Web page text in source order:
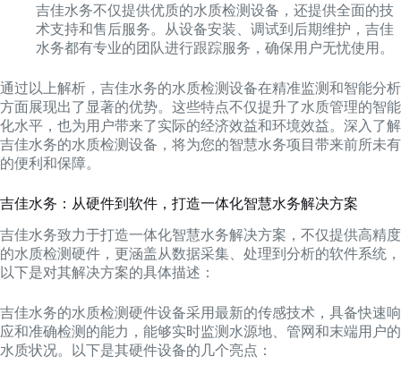
吉佳水务不仅提供优质的水质检测设备，还提供全面的技
术支持和售后服务。从设备安装、调试到后期维护，吉佳
水务都有专业的团队进行跟踪服务，确保用户无忧使用。
通过以上解析，吉佳水务的水质检测设备在精准监测和智能分析
方面展现出了显著的优势。这些特点不仅提升了水质管理的智能
化水平，也为用户带来了实际的经济效益和环境效益。深入了解
吉佳水务的水质检测设备，将为您的智慧水务项目带来前所未有
的便利和保障。
吉佳水务：从硬件到软件，打造一体化智慧水务解决方案
吉佳水务致力于打造一体化智慧水务解决方案，不仅提供高精度
的水质检测硬件，更涵盖从数据采集、处理到分析的软件系统，
以下是对其解决方案的具体描述：
吉佳水务的水质检测硬件设备采用最新的传感技术，具备快速响
应和准确检测的能力，能够实时监测水源地、管网和末端用户的
水质状况。以下是其硬件设备的几个亮点：